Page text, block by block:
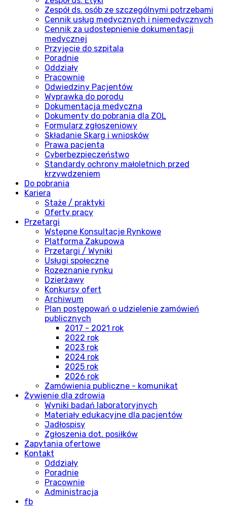
Zespół ds. osób ze szczególnymi potrzebami
Cennik usług medycznych i niemedycznych
Cennik za udostepnienie dokumentacji
medycznej
Przyjęcie do szpitala
Poradnie
Oddziały
Pracownie
Odwiedziny Pacjentów
Wyprawka do porodu
Dokumentacja medyczna
Dokumenty do pobrania dla ZOL
Formularz zgłoszeniowy
Składanie Skarg i wniosków
Prawa pacjenta
Cyberbezpieczeństwo
Standardy ochrony małoletnich przed
krzywdzeniem
Do pobrania
Kariera
Staże / praktyki
Oferty pracy
Przetargi
Wstępne Konsultacje Rynkowe
Platforma Zakupowa
Przetargi / Wyniki
Usługi społeczne
Rozeznanie rynku
Dzierżawy
Konkursy ofert
Archiwum
Plan postępowań o udzielenie zamówień
publicznych
2017 - 2021 rok
2022 rok
2023 rok
2024 rok
2025 rok
2026 rok
Zamówienia publiczne - komunikat
Żywienie dla zdrowia
Wyniki badań laboratoryjnych
Materiały edukacyjne dla pacjentów
Jadłospisy
Zgłoszenia dot. posiłków
Zapytania ofertowe
Kontakt
Oddziały
Poradnie
Pracownie
Administracja
fb